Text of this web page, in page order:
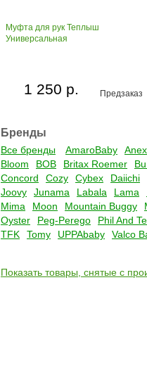
Муфта для рук Теплыш
Универсальная
Предзаказ
1 250 р.
Бренды
Все бренды AmaroBaby
Anex
Bloom
BOB Britax Roemer
Concord
Cozy Cybex
Daiichi
Joovy
Junama Labala Lama
Mima
Moon Mountain Buggy
Oyster
Peg-Perego
Phil And
TFK
Tomy UPPAbaby Valco
Показать товары, снятые с